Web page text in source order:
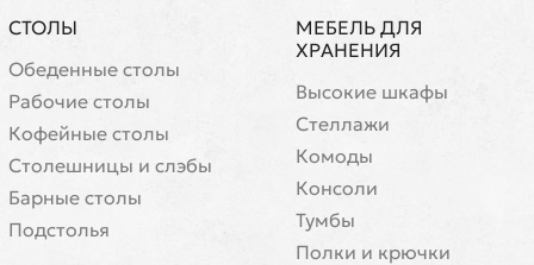
СТОЛЫ
Обеденные столы
Рабочие столы
Кофейные столы
Cтолешницы и слэбы
Барные столы
Подстолья
МЕБЕЛЬ ДЛЯ
ХРАНЕНИЯ
Высокие шкафы
Стеллажи
Комоды
Консоли
Тумбы
Полки и крючки